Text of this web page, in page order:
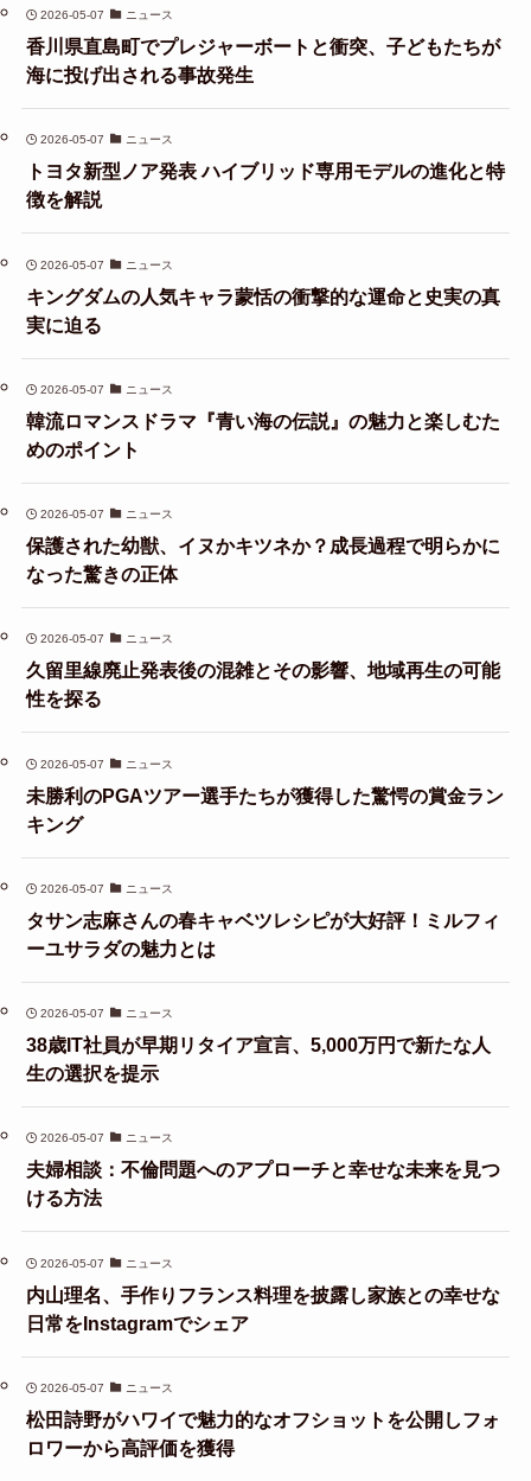
2026-05-07 ニュース
香川県直島町でプレジャーボートと衝突、子どもたちが
海に投げ出される事故発生
2026-05-07 ニュース
トヨタ新型ノア発表 ハイブリッド専用モデルの進化と特
徴を解説
2026-05-07 ニュース
キングダムの人気キャラ蒙恬の衝撃的な運命と史実の真
実に迫る
2026-05-07 ニュース
韓流ロマンスドラマ『青い海の伝説』の魅力と楽しむた
めのポイント
2026-05-07 ニュース
保護された幼獣、イヌかキツネか？成長過程で明らかに
なった驚きの正体
2026-05-07 ニュース
久留里線廃止発表後の混雑とその影響、地域再生の可能
性を探る
2026-05-07 ニュース
未勝利のPGAツアー選手たちが獲得した驚愕の賞金ラン
キング
2026-05-07 ニュース
タサン志麻さんの春キャベツレシピが大好評！ミルフィ
ーユサラダの魅力とは
2026-05-07 ニュース
38歳IT社員が早期リタイア宣言、5,000万円で新たな人
生の選択を提示
2026-05-07 ニュース
夫婦相談：不倫問題へのアプローチと幸せな未来を見つ
ける方法
2026-05-07 ニュース
内山理名、手作りフランス料理を披露し家族との幸せな
日常をInstagramでシェア
2026-05-07 ニュース
松田詩野がハワイで魅力的なオフショットを公開しフォ
ロワーから高評価を獲得